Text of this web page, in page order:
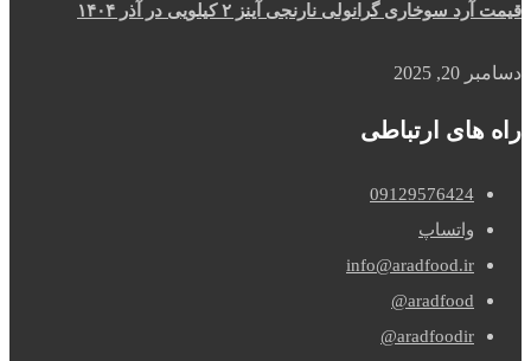
قیمت آرد سوخاری گرانولی نارنجی آینز ۲ کیلویی در آذر ۱۴۰۴
دسامبر 20, 2025
راه های ارتباطی
09129576424
واتساپ
info@aradfood.ir
aradfood@
aradfoodir@